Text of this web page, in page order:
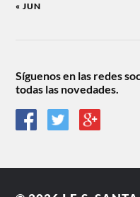
« JUN
Síguenos en las redes
todas las novedades.